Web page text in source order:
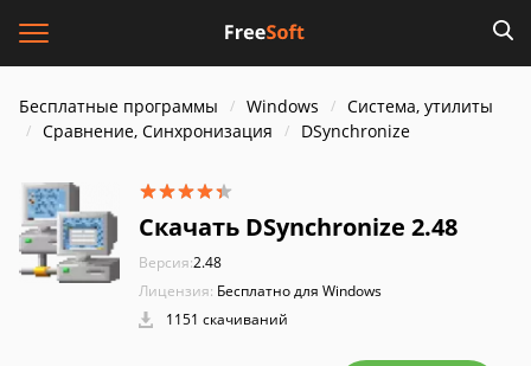
Бесплатные программы Windows
Система, утилиты
Сравнение, Синхронизация
DSynchronize
Скачать DSynchronize 2.48
Версия:2.48
Лицензия: Бесплатно для Windows
1151 скачиваний